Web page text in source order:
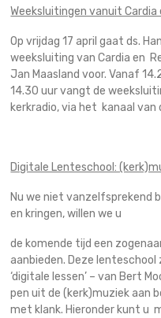
Weeksluitingen vanuit Cardia
Op vrijdag 17 april gaat ds.
weeksluiting van Cardia en
Jan Maasland voor. Vanaf
14.30 uur vangt de
kerkradio, via het kanaal van
Digitale Lenteschool:
Nu we niet vanzelfsprekend
en kringen, willen we u
de komende tijd een
aanbieden. Deze
‘digitale lessen’ – van Bert
pen uit de (kerk)muziek aan
met klank. Hieronder kunt u